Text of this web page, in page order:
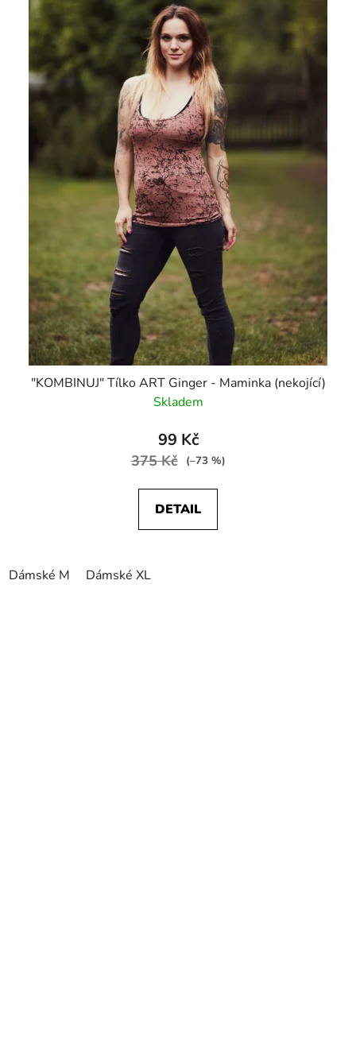
"KOMBINUJ" Tílko ART Ginger - Maminka (nekojící)
Skladem
99 Kč
375 Kč (–73 %)
DETAIL
Dámské M Dámské XL